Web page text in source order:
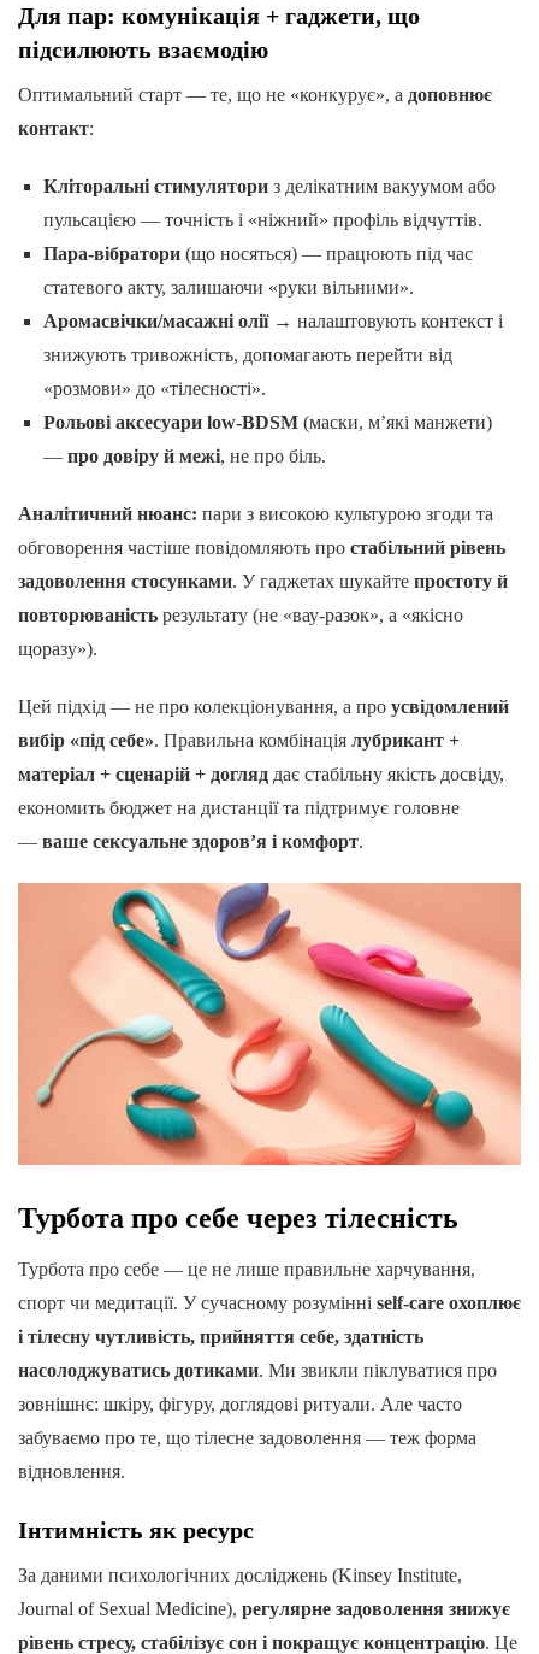
Для пар: комунікація + гаджети, що
підсилюють взаємодію
Оптимальний старт — те, що не «конкурує», а доповнює
контакт:
Кліторальні стимуляториз делікатним вакуумом або
пульсацією — точність і «ніжний» профіль відчуттів.
Пара-вібратори(що носяться) — працюють під час
статевого акту, залишаючи «руки вільними».
Аромасвічки/масажні олії→ налаштовують контекст і
знижують тривожність, допомагають перейти від
«розмови» до «тілесності».
Рольові аксесуари low-BDSM(маски, м’які манжети)
— про довіру й межі, не про біль.
Аналітичний нюанс: пари з високою культурою згоди та
обговорення частіше повідомляють про стабільний рівень
задоволення стосунками. У гаджетах шукайте простоту й
повторюваність результату (не «вау-разок», а «якісно
щоразу»).
Цей підхід — не про колекціонування, а про усвідомлений
вибір «під себе». Правильна комбінація лубрикант +
матеріал + сценарій + догляд дає стабільну якість досвіду,
економить бюджет на дистанції та підтримує головне
— ваше сексуальне здоров’я і комфорт.
Турбота про себе через тілесність
Турбота про себе — це не лише правильне харчування,
спорт чи медитації. У сучасному розумінні self-care охоплює
і тілесну чутливість, прийняття себе, здатність
насолоджуватись дотиками. Ми звикли піклуватися про
зовнішнє: шкіру, фігуру, доглядові ритуали. Але часто
забуваємо про те, що тілесне задоволення — теж форма
відновлення.
Інтимність як ресурс
За даними психологічних досліджень (Kinsey Institute,
Journal of Sexual Medicine), регулярне задоволення знижує
рівень стресу, стабілізує сон і покращує концентрацію. Це